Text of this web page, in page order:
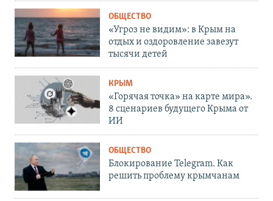
ОБЩЕСТВО
«Угроз не видим»: в Крым на
отдых и оздоровление завезут
тысячи детей
КРЫМ
«Горячая точка» на карте мира».
8 сценариев будущего Крыма от
ИИ
ОБЩЕСТВО
Блокирование Telegram. Как
решить проблему крымчанам